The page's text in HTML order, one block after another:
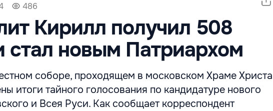
486
Кирилл получил 508
стал новым Патриархом
соборе, проходящем в московском Храме Христа
итоги тайного голосования по кандидатуре нового
и Всея Руси. Как сообщает корреспондент